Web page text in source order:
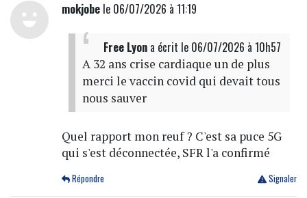
mokjobele 06/07/2026 à 11:19
Free Lyona écrit le 06/07/2026 à 10h57
A 32 ans crise cardiaque un de plus
merci le vaccin covid qui devait tous
nous sauver
Quel rapport mon reuf ? C'est sa puce 5G
qui s'est déconnectée, SFR l'a confirmé
Signaler
Répondre